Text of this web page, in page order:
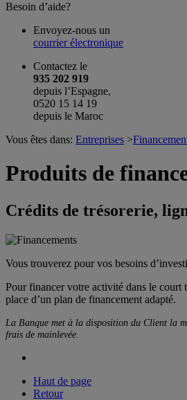
Besoin d’aide?
Envoyez-nous un
courrier électronique
Contactez le
935 202 919
depuis l’Espagne,
0520 15 14 19
depuis le Maroc
Vous êtes dans: Entreprises >
Produits de
Crédits de trésorerie,
Vous trouverez pour vos besoins
Pour financer votre activité dans le court
place d’un plan de financement adapté.
La Banque met à la disposition du Client la
frais de mainlevée.
Haut de page
Retour